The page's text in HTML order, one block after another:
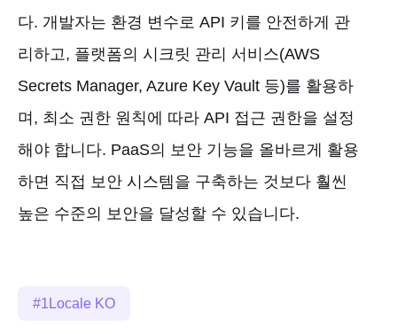
다. 개발자는 환경 변수로 API 키를 안전하게 관
리하고, 플랫폼의 시크릿 관리 서비스(AWS
Secrets Manager, Azure Key Vault 등)를 활용하
며, 최소 권한 원칙에 따라 API 접근 권한을 설정
해야 합니다. PaaS의 보안 기능을 올바르게 활용
하면 직접 보안 시스템을 구축하는 것보다 훨씬
높은 수준의 보안을 달성할 수 있습니다.
1Locale KO